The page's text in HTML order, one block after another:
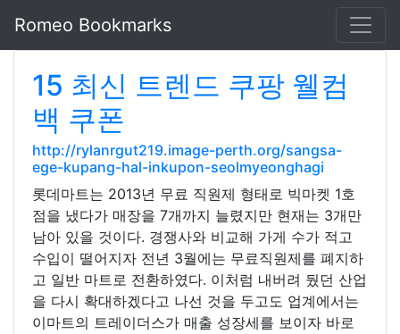
Romeo Bookmarks
15 최신 트렌드 쿠팡 웰컴
백 쿠폰
http://rylanrgut219.image-perth.org/sangsa-
ege-kupang-hal-inkupon-seolmyeonghagi
롯데마트는 2013년 무료 직원제 형태로 빅마켓 1호
점을 냈다가 매장을 7개까지 늘렸지만 현재는 3개만
남아 있을 것이다. 경쟁사와 비교해 가게 수가 적고
수입이 떨어지자 전년 3월에는 무료직원제를 폐지하
고 일반 마트로 전환하였다. 이처럼 내버려 뒀던 산업
을 다시 확대하겠다고 나선 것을 두고도 업계에서는
이마트의 트레이더스가 매출 성장세를 보이자 바로